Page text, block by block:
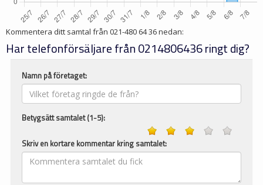
Kommentera ditt samtal från 021-480 64 36nedan:
Har telefonförsäljare från 0214806436 ringt dig?
Namn på företaget:
Betygsätt samtalet (1-5):
Skriv en kortare kommentar kring samtalet: